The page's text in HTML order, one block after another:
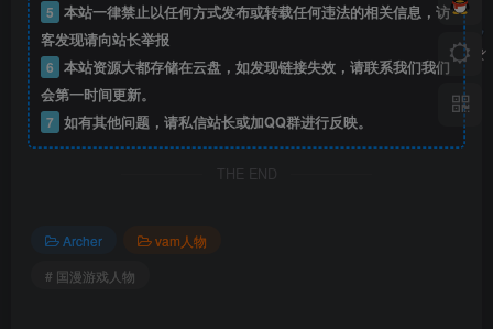
5 本站一律禁止以任何方式发布或转载任何违法的相关信息，访
客发现请向站长举报
6 本站资源大都存储在云盘，如发现链接失效，请联系我们我们
会第一时间更新。
7 如有其他问题，请私信站长或加QQ群进行反映。
THE END
Archer
vam人物
# 国漫游戏人物